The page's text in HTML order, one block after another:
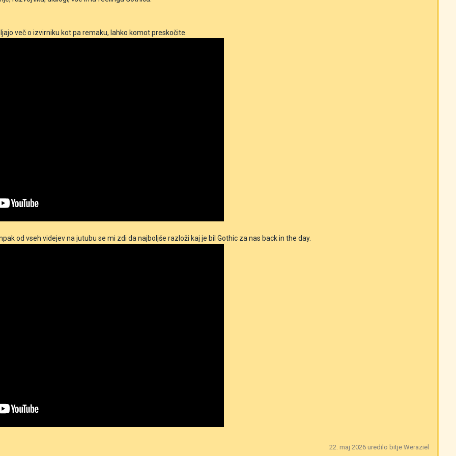
več o izvirniku kot pa remaku, lahko komot preskočite.
od vseh videjev na jutubu se mi zdi da najboljše razloži kaj je bil Gothic za nas back in the day.
22. maj 2026 uredilo bitje Weraziel